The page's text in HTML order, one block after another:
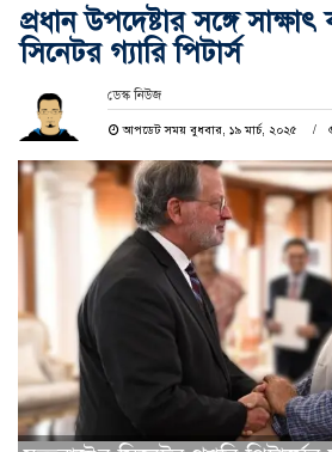
প্রধান উপদেষ্টার সঙ্গে
সিনেটর গ্যারি পিটার্স
ডেস্ক নিউজ
আপডেট সময় বুধবার, ১৯ মার্চ, ২০২৫